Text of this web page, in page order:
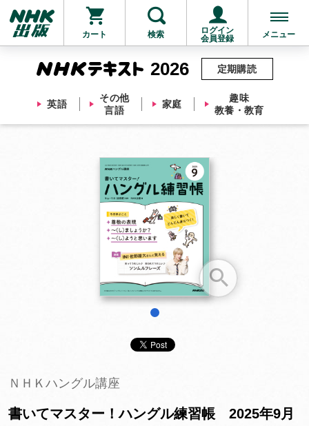
カート 検索
ログイン
会員登録
メニュー
2026
英語
その他
言語
家庭
趣味
教養・教育
定期購読
他にも商品を買う
ＮＨＫハングル講座
書いてマスター！ハングル練習帳 2025年9月